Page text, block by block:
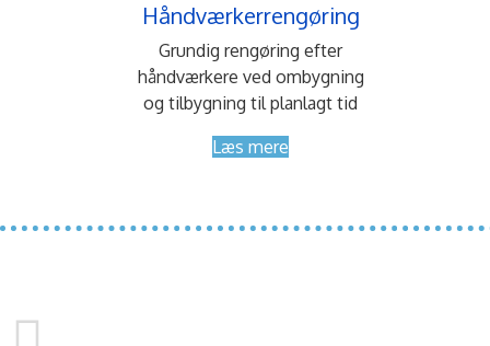
Håndværkerrengøring
Grundig rengøring efter
håndværkere ved ombygning
og tilbygning til planlagt tid
Læs mere